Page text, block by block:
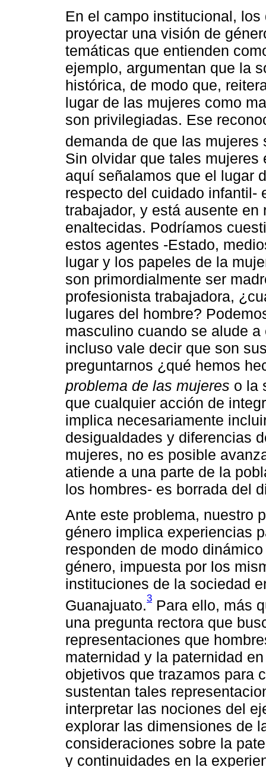
En el campo institucional,
proyectar una visión de
temáticas que entienden
ejemplo, argumentan que la
histórica, de modo que,
lugar de las mujeres como
son privilegiadas. Ese
demanda de que las
Sin olvidar que tales
aquí señalamos que el lugar
respecto del cuidado infantil-
trabajador, y está ausente
enaltecidas. Podríamos
estos agentes -Estado,
lugar y los papeles de la
son primordialmente ser
profesionista trabajadora,
lugares del hombre?
masculino cuando se alude
incluso vale decir que son
preguntarnos ¿qué hemos
problema de las mujeres o la
que cualquier acción de
implica necesariamente
desigualdades y diferencias
mujeres, no es posible
atiende a una parte de la
los hombres- es borrada del
Ante este problema, nuestro
género implica experiencias
responden de modo
género, impuesta por los
instituciones de la sociedad
Guanajuato.3 Para ello, más
una pregunta rectora que
representaciones que
maternidad y la paternidad
objetivos que trazamos para
sustentan tales
interpretar las nociones del
explorar las dimensiones de
consideraciones sobre la
y continuidades en la